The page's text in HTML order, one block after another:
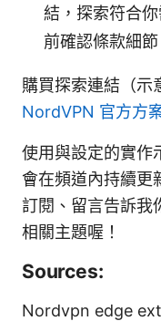
結，探索符合
前確認條款細節
購買探索連結（示
NordVPN 官方方
使用與設定的實作
會在頻道內持續更
訂閱、留言告訴我
相關主題喔！
Sources:
Nordvpn edge